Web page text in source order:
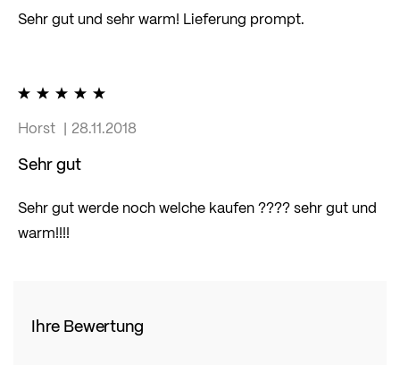
Sehr gut und sehr warm! Lieferung prompt.
Horst
28.11.2018
Sehr gut
Sehr gut werde noch welche kaufen ???? sehr gut und
warm!!!!
Ihre Bewertung